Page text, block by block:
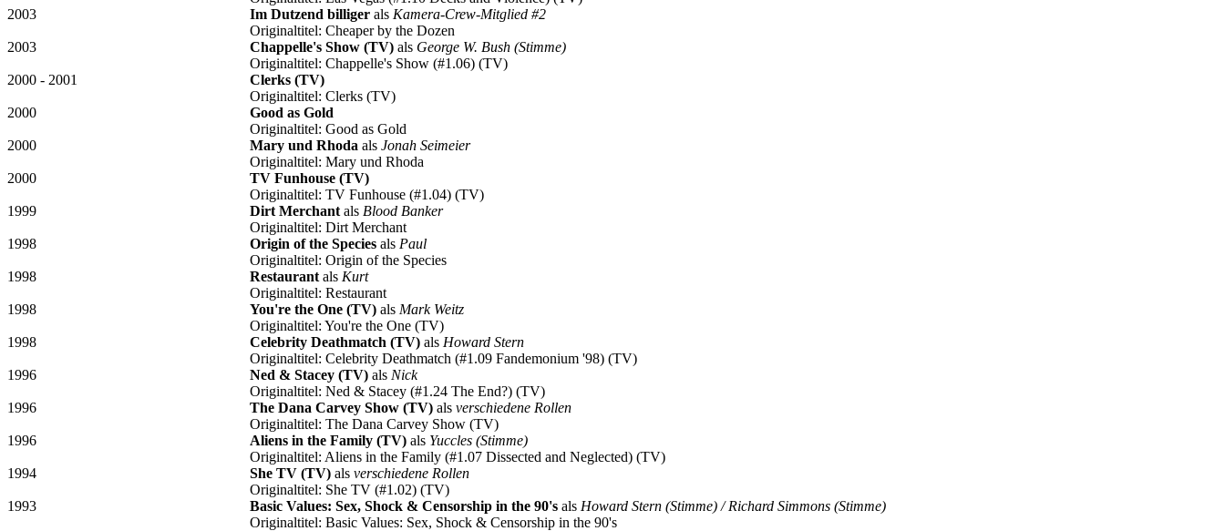
2003
Im Dutzend billiger als Kamera-Crew-Mitglied #2
Originaltitel: Cheaper by the Dozen
2003
Chappelle's Show (TV) als George W. Bush (Stimme)
Originaltitel: Chappelle's Show (#1.06) (TV)
2000 - 2001
Clerks (TV)
Originaltitel: Clerks (TV)
2000
Good as Gold
Originaltitel: Good as Gold
2000
Mary und Rhoda als Jonah Seimeier
Originaltitel: Mary und Rhoda
2000
TV Funhouse (TV)
Originaltitel: TV Funhouse (#1.04) (TV)
1999
Dirt Merchant als Blood Banker
Originaltitel: Dirt Merchant
1998
Origin of the Species als Paul
Originaltitel: Origin of the Species
1998
Restaurant als Kurt
Originaltitel: Restaurant
1998
You're the One (TV) als Mark Weitz
Originaltitel: You're the One (TV)
1998
Celebrity Deathmatch (TV) als Howard Stern
Originaltitel: Celebrity Deathmatch (#1.09 Fandemonium '98) (TV)
1996
Ned & Stacey (TV) als Nick
Originaltitel: Ned & Stacey (#1.24 The End?) (TV)
1996
The Dana Carvey Show (TV) als verschiedene Rollen
Originaltitel: The Dana Carvey Show (TV)
1996
Aliens in the Family (TV) als Yuccles (Stimme)
Originaltitel: Aliens in the Family (#1.07 Dissected and Neglected) (TV)
1994
She TV (TV) als verschiedene Rollen
Originaltitel: She TV (#1.02) (TV)
1993
Basic Values: Sex, Shock & Censorship in the 90's als Howard Stern (Stimme) / Richard Simmons (Stimme)
Originaltitel: Basic Values: Sex, Shock & Censorship in the 90's